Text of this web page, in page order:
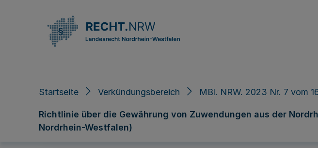
Startseite Verkündungsbereich MBl. NRW. 2023 Nr. 7 vom
Richtlinie über die Gewährung von Zuwendungen aus der
Nordrhein-Westfalen)